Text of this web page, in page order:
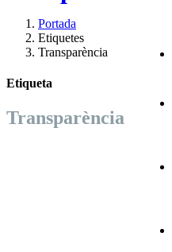
Portada
Etiquetes
Transparència
Etiqueta
Transparència